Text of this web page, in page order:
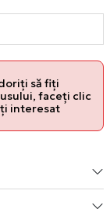
să fiți
faceți clic
interesat